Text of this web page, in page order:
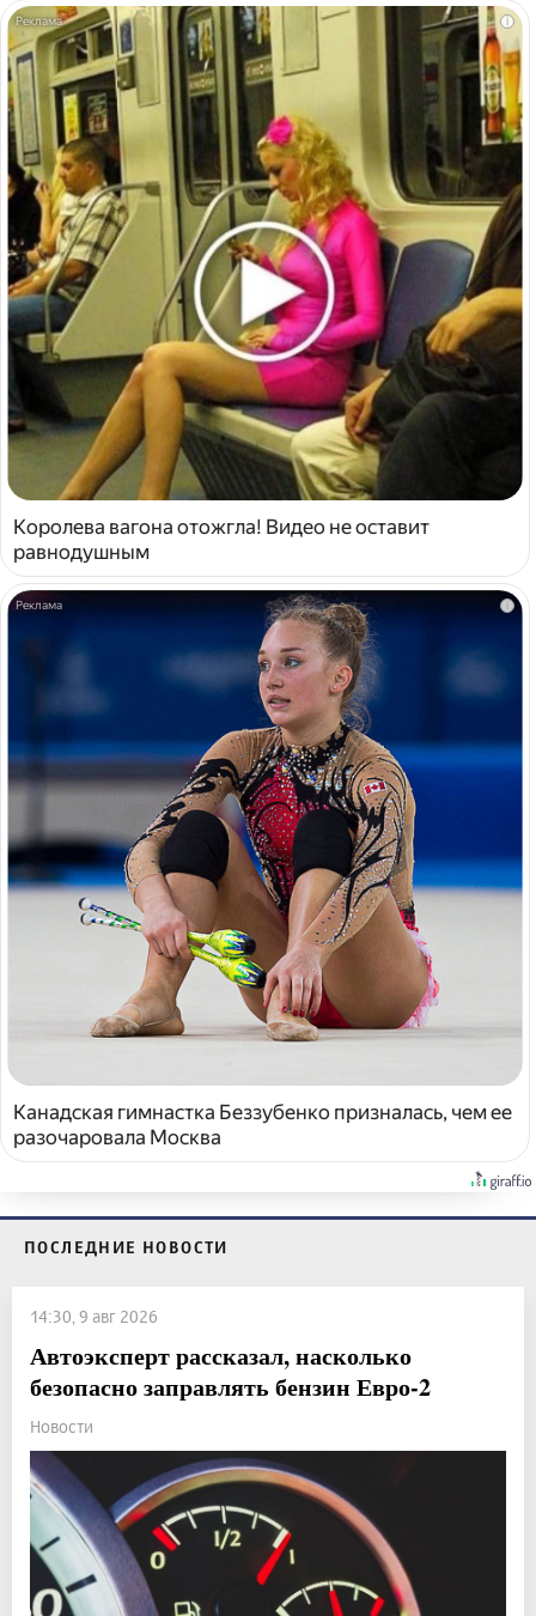
i
Королева вагона отожгла! Видео не оставит
равнодушным
Канадская гимнастка Беззубенко призналась, чем ее
разочаровала Москва
ПОСЛЕДНИЕ НОВОСТИ
14:30, 9 авг 2026
Автоэксперт рассказал, насколько
безопасно заправлять бензин Евро-2
Новости